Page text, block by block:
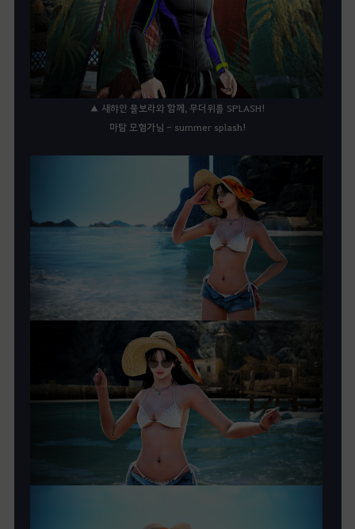
▲ 새햐안 물보라와 함께, 무더위를 SPLASH!
마탐 모험가님 - summer splash!